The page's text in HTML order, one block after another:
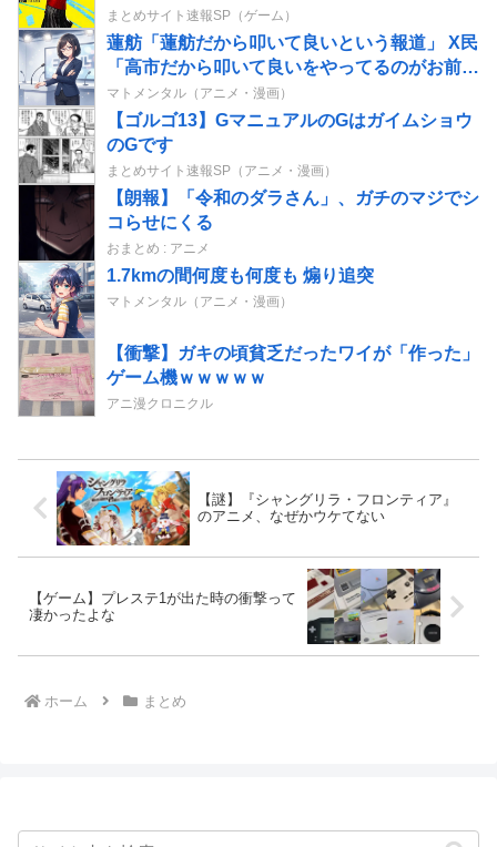
まとめサイト速報SP（ゲーム）
蓮舫「蓮舫だから叩いて良いという報道」 X民
「高市だから叩いて良いをやってるのがお前だ
ろ」
マトメンタル（アニメ・漫画）
【ゴルゴ13】GマニュアルのGはガイムショウ
のGです
まとめサイト速報SP（アニメ・漫画）
【朗報】「令和のダラさん」、ガチのマジでシ
コらせにくる
おまとめ : アニメ
1.7kmの間何度も何度も 煽り追突
マトメンタル（アニメ・漫画）
【衝撃】ガキの頃貧乏だったワイが「作った」
ゲーム機ｗｗｗｗｗ
アニ漫クロニクル
【謎】『シャングリラ・フロンティア』
のアニメ、なぜかウケてない
【ゲーム】プレステ1が出た時の衝撃って
凄かったよな
ホーム まとめ